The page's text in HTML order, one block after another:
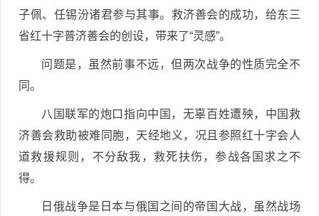
子佩、任锡汾诸君参与其事。救济善会的成功，给东三
省红十字普济善会的创设，带来了“灵感”。
问题是，虽然前事不远，但两次战争的性质完全不
同。
八国联军的炮口指向中国，无辜百姓遭殃，中国救
济善会救助被难同胞，天经地义，况且参照红十字会人
道救援规则，不分敌我，救死扶伤，参战各国求之不
得。
日俄战争是日本与俄国之间的帝国大战，虽然战场